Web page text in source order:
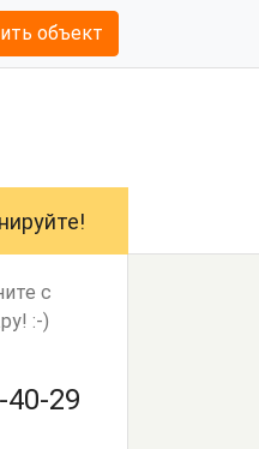
объект
с
:-)
40-29